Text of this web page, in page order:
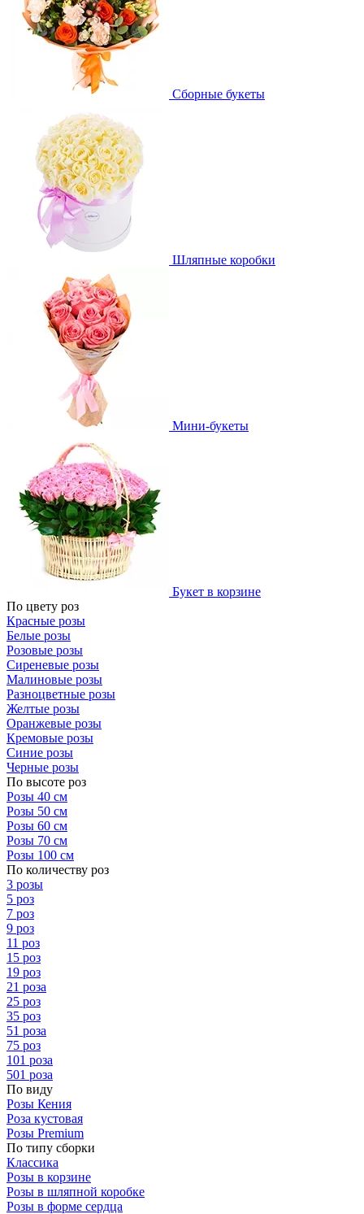
Сборные букеты
Шляпные коробки
Мини-букеты
Букет в корзине
По цвету роз
Красные розы
Белые розы
Розовые розы
Сиреневые розы
Малиновые розы
Разноцветные розы
Желтые розы
Оранжевые розы
Кремовые розы
Синие розы
Черные розы
По высоте роз
Розы 40 см
Розы 50 см
Розы 60 см
Розы 70 см
Розы 100 см
По количеству роз
3 розы
5 роз
7 роз
9 роз
11 роз
15 роз
19 роз
21 роза
25 роз
35 роз
51 роза
75 роз
101 роза
501 роза
По виду
Розы Кения
Роза кустовая
Розы Premium
По типу сборки
Классика
Розы в корзине
Розы в шляпной коробке
Розы в форме сердца